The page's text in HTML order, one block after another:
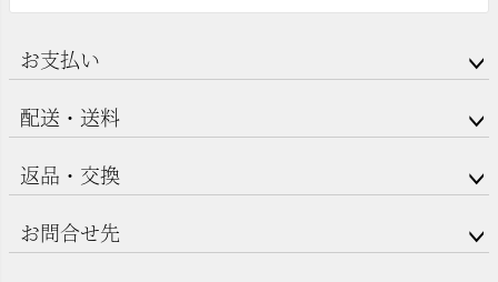
お支払い
配送・送料
返品・交換
お問合せ先